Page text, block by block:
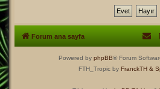
Forum ana sayfa
Powered by phpBB® Forum
FTH_Tropic by FranckTH &